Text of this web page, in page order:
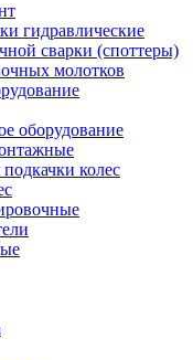
гидравлические
сварки (споттеры)
молотков
оборудование
колес